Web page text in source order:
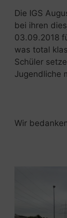
Die IGS
bei ihren
03.09.2018
was total
Schüler
Jugendliche
Wir